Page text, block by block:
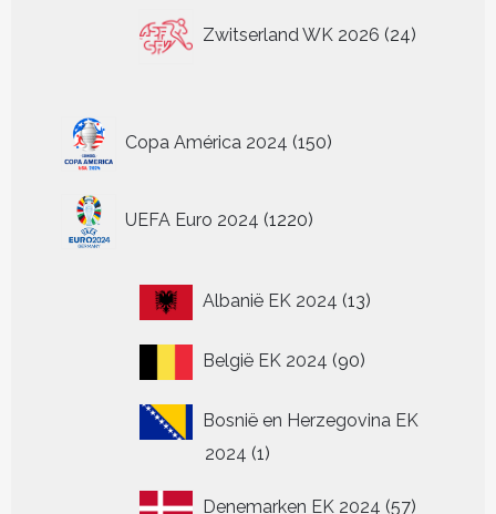
Zwitserland WK 2026 24
producten
Copa América 2024 150
producten
UEFA Euro 2024 1220
producten
Albanië EK 2024 1313
België EK 2024 9090
Bosnië en Herzegovina EK
2024 11
Denemarken EK 2024 5757